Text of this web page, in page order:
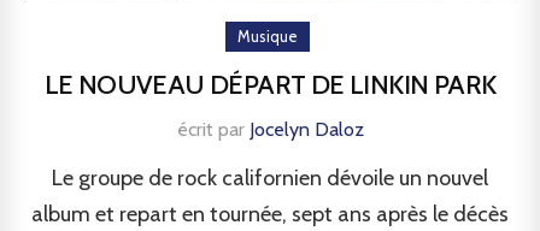
Musique
LE NOUVEAU DÉPART DE LINKIN PARK
écrit par Jocelyn Daloz
Le groupe de rock californien dévoile un nouvel
album et repart en tournée, sept ans après le décès